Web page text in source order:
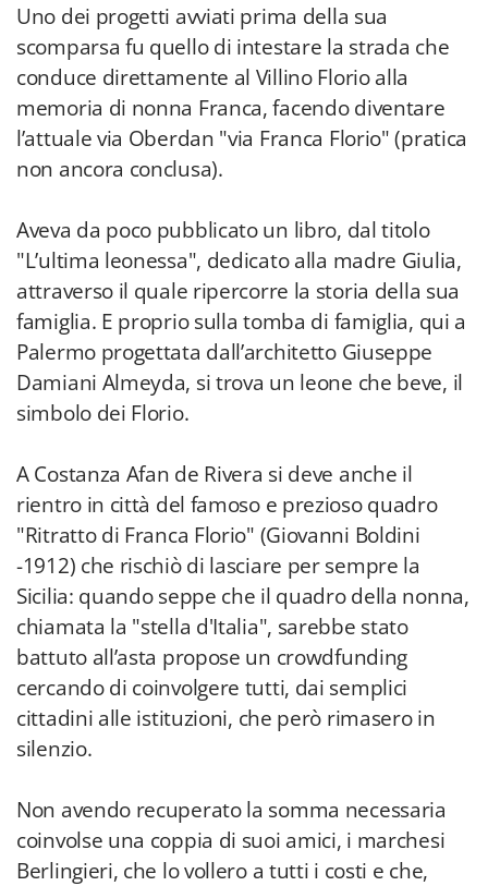
Uno dei progetti avviati prima della sua
scomparsa fu quello di intestare la strada che
conduce direttamente al Villino Florio alla
memoria di nonna Franca, facendo diventare
l’attuale via Oberdan "via Franca Florio" (pratica
non ancora conclusa).
Aveva da poco pubblicato un libro, dal titolo
"L’ultima leonessa", dedicato alla madre Giulia,
attraverso il quale ripercorre la storia della sua
famiglia. E proprio sulla tomba di famiglia, qui a
Palermo progettata dall’architetto Giuseppe
Damiani Almeyda, si trova un leone che beve, il
simbolo dei Florio.
A Costanza Afan de Rivera si deve anche il
rientro in città del famoso e prezioso quadro
"Ritratto di Franca Florio" (Giovanni Boldini
-1912) che rischiò di lasciare per sempre la
Sicilia: quando seppe che il quadro della nonna,
chiamata la "stella d'Italia", sarebbe stato
battuto all’asta propose un crowdfunding
cercando di coinvolgere tutti, dai semplici
cittadini alle istituzioni, che però rimasero in
silenzio.
Non avendo recuperato la somma necessaria
coinvolse una coppia di suoi amici, i marchesi
Berlingieri, che lo vollero a tutti i costi e che,